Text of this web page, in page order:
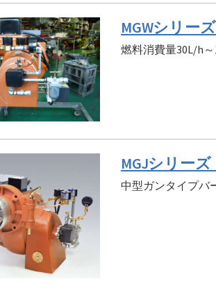
MGWシリー
燃料消費量30L/h
MGJシリー
中型ガンタイプ